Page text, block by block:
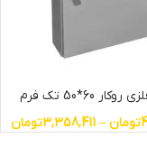
60*50 تک فرم
تومان –
3,358,411تومان